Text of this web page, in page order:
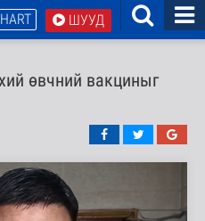
ШУУД
өвчний вакциныг